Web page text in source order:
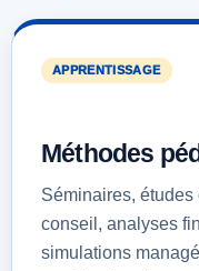
APPRENTISSAGE
Méthodes
Séminaires,
conseil, analyses
simulations